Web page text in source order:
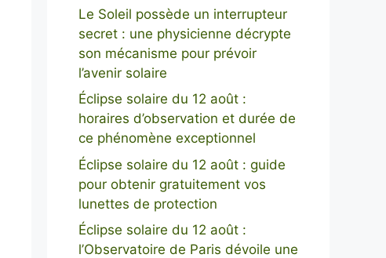
Le Soleil possède un interrupteur
secret : une physicienne décrypte
son mécanisme pour prévoir
l’avenir solaire
Éclipse solaire du 12 août :
horaires d’observation et durée de
ce phénomène exceptionnel
Éclipse solaire du 12 août : guide
pour obtenir gratuitement vos
lunettes de protection
Éclipse solaire du 12 août :
l’Observatoire de Paris dévoile une